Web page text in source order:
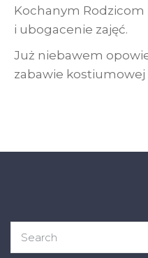
Kochanym Rodzicom
i ubogacenie zajęć.
Już niebawem
zabawie